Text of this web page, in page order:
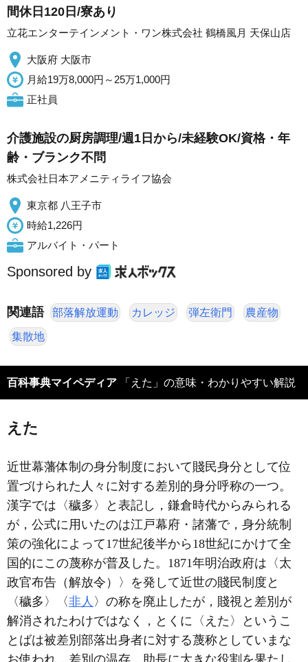
間休日120日/寮あり
立花エンターテインメント・ワン株式会社 鶴橋風月 天保山店
大阪府 大阪市
月給19万8,000円～25万1,000円
正社員
介護施設の厨房調理/週1日から/未経験OK/資格・年
齢・ブランク不問
株式会社日本アメニティライフ協会
東京都 八王子市
時給1,226円
アルバイト・パート
Sponsored by
関連語 部落解放運動 カレッジ 弾左衛門 農産物
集散地
百科事典マイペディア 「えた」の意味・わかりやすい解説
えた
近世幕藩体制の身分制度において賤民身分として位
置づけられた人々に対する差別的身分呼称の一つ。
漢字では〈穢多〉と表記し，鎌倉時代からみられる
が，公式に用いたのは江戸幕府・諸藩で，身分統制
策の強化によって17世紀後半から18世紀にかけて全
国的にこの蔑称が普及した。1871年明治政府は〈太
政官布告（解放令）〉を発して近世の賤民制度と
〈穢多〉〈非人 〉の称を廃止したが，賤視と差別が
解消されたわけではなく，とくに〈えた〉というこ
とばは被差別部落出身者に対する蔑称としていまな
お使われ，差別の温存，助長に大きな役割を果たし